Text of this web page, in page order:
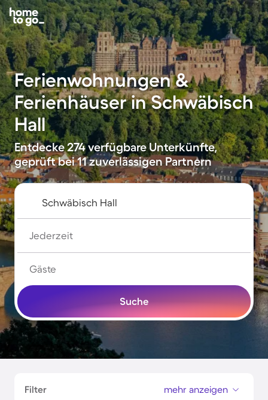
Ferienwohnungen &
Ferienhäuser in Schwäbisch
Hall
Entdecke 274 verfügbare Unterkünfte,
geprüft bei 11 zuverlässigen Partnern
Jederzeit
Gäste
Suche
Filter mehr anzeigen